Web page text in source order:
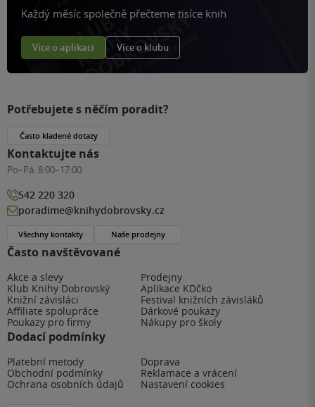
Každý měsíc společně přečteme tisíce knih
Více o aplikaci Více o klubu
Často navštěvované
Akce a slevy
Prodejny
Klub Knihy Dobrovský
Aplikace KDčko
Knižní závisláci
Festival knižních závisláků
Affiliate spolupráce
Dárkové poukazy
Poukazy pro firmy
Nákupy pro školy
Dodací podmínky
Platební metody
Doprava
Obchodní podmínky
Reklamace a vrácení
Ochrana osobních údajů
Nastavení cookies
Potřebujete s něčím poradit?
Často kladené dotazy
Kontaktujte nás
Po–Pá: 8:00–17:00
542 220 320
poradime@knihydobrovsky.cz
Všechny kontakty Naše prodejny